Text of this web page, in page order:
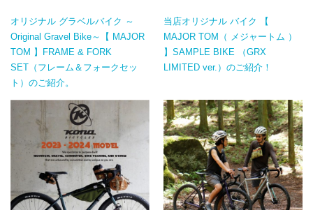
オリジナル グラベルバイク ～
Original Gravel Bike～【 MAJOR
TOM 】FRAME & FORK
SET（フレーム＆フォークセッ
ト）のご紹介。
当店オリジナル バイク 【
MAJOR TOM（ メジャートム ）
】SAMPLE BIKE （GRX
LIMITED ver.）のご紹介！